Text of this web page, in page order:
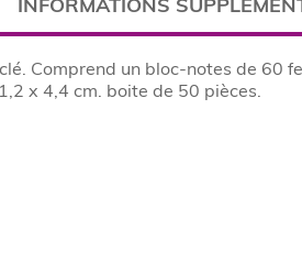
Comprend un bloc-notes de 60
x 4,4 cm. boite de 50 pièces.